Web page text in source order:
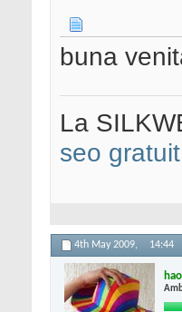
buna
La
seo gratuit
4th May 2009, 14:44